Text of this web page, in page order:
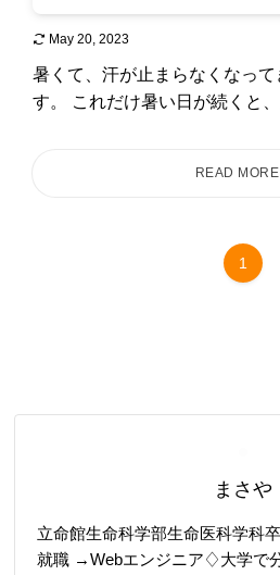
May 20, 2023
暑くて、汗が止まらなくなっ
す。 これだけ暑い日が続くと
1
まさや
立命館生命科学部生命医科学科
就職 →Webエンジニア♢大学で